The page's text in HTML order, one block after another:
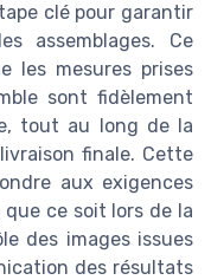
clé pour garantir
assemblages. Ce
les mesures prises
sont fidèlement
tout au long de la
finale. Cette
aux exigences
ce soit lors de la
des images issues
des résultats